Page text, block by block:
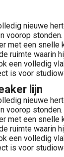
nieuwe
voorop
met een snelle
ruimte waarin
een volledig
is voor
lijn
nieuwe
voorop
met een snelle
ruimte waarin
een volledig
is voor